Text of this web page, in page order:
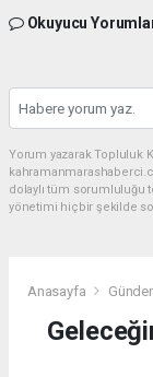
Okuyucu
Yorum yazarak Topluluk
dolaylı tüm sorumluluğu
yönetimi hiçbir şekilde
Anasayfa